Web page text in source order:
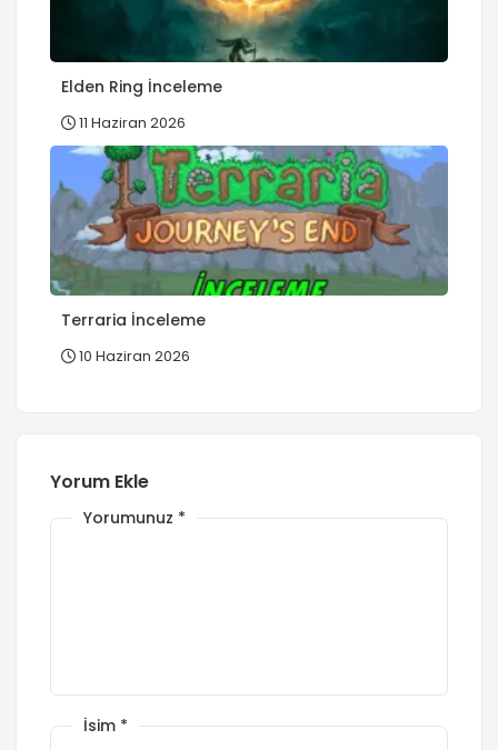
Elden Ring İnceleme
11 Haziran 2026
Terraria İnceleme
10 Haziran 2026
Yorum Ekle
Yorumunuz *
İsim *